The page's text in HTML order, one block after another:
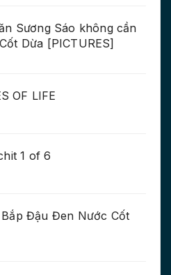
Sương Sáo không cần
Dừa [PICTURES]
OF LIFE
1 of 6
Bắp Đậu Đen Nước Cốt